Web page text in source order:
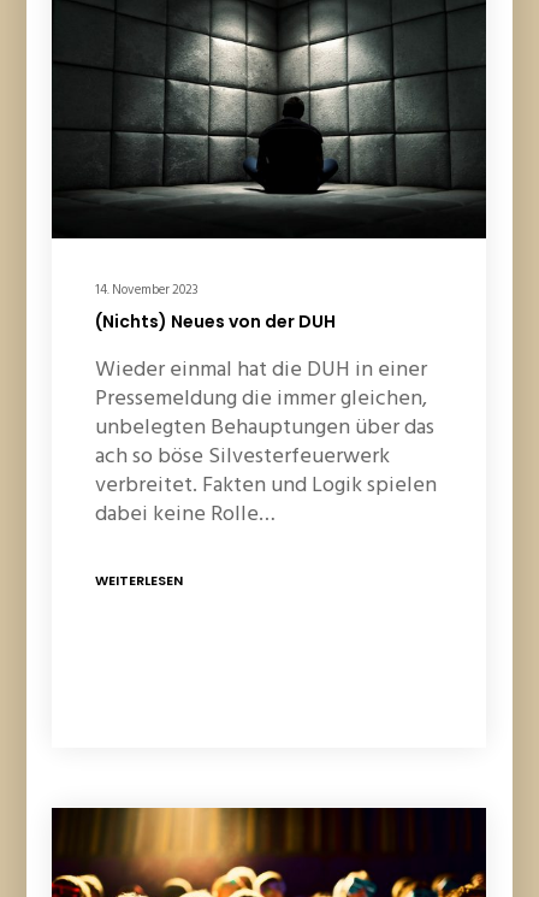
14. November 2023
(Nichts) Neues von der DUH
Wieder einmal hat die DUH in einer
Pressemeldung die immer gleichen,
unbelegten Behauptungen über das
ach so böse Silvesterfeuerwerk
verbreitet. Fakten und Logik spielen
dabei keine Rolle…
WEITERLESEN